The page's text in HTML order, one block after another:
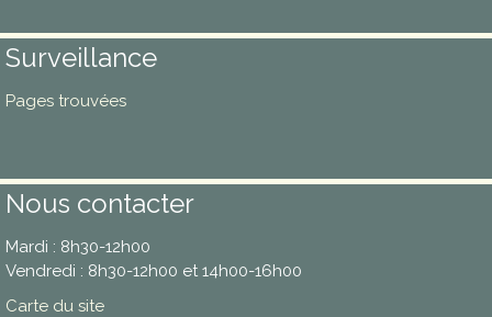
Surveillance
Pages trouvées
Nous contacter
Mardi : 8h30-12h00
Vendredi : 8h30-12h00 et 14h00-16h00
Carte du site